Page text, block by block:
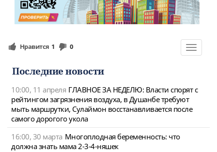
Toggle
Нравится 1 0
Последние новости
10:00, 11 апреля ГЛАВНОЕ ЗА НЕДЕЛЮ: Власти спорят с
рейтингом загрязнения воздуха, в Душанбе требуют
мыть маршрутки, Сулаймон восстанавливается после
самого дорогого укола
16:00, 30 марта Многоплодная беременность: что
должна знать мама 2-3-4-няшек